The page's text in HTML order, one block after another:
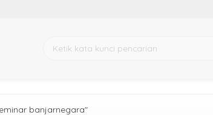
banjarnegara"